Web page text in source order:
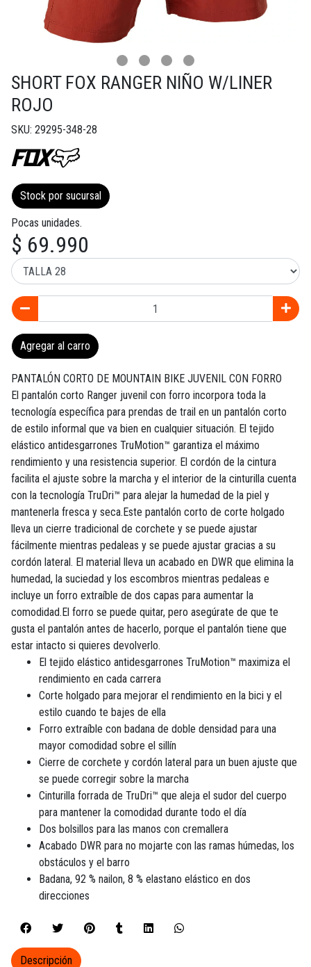
SHORT FOX RANGER NIÑO W/LINER
ROJO
SKU: 29295-348-28
Stock por sucursal
Pocas unidades.
$ 69.990
Agregar al carro
PANTALÓN CORTO DE MOUNTAIN BIKE JUVENIL CON FORRO
El pantalón corto Ranger juvenil con forro incorpora toda la
tecnología específica para prendas de trail en un pantalón corto
de estilo informal que va bien en cualquier situación. El tejido
elástico antidesgarrones TruMotion™ garantiza el máximo
rendimiento y una resistencia superior. El cordón de la cintura
facilita el ajuste sobre la marcha y el interior de la cinturilla cuenta
con la tecnología TruDri™ para alejar la humedad de la piel y
mantenerla fresca y seca.Este pantalón corto de corte holgado
lleva un cierre tradicional de corchete y se puede ajustar
fácilmente mientras pedaleas y se puede ajustar gracias a su
cordón lateral. El material lleva un acabado en DWR que elimina la
humedad, la suciedad y los escombros mientras pedaleas e
incluye un forro extraíble de dos capas para aumentar la
comodidad.El forro se puede quitar, pero asegúrate de que te
gusta el pantalón antes de hacerlo, porque el pantalón tiene que
estar intacto si quieres devolverlo.
El tejido elástico antidesgarrones TruMotion™ maximiza el
rendimiento en cada carrera
Corte holgado para mejorar el rendimiento en la bici y el
estilo cuando te bajes de ella
Forro extraíble con badana de doble densidad para una
mayor comodidad sobre el sillín
Cierre de corchete y cordón lateral para un buen ajuste que
se puede corregir sobre la marcha
Cinturilla forrada de TruDri™ que aleja el sudor del cuerpo
para mantener la comodidad durante todo el día
Dos bolsillos para las manos con cremallera
Acabado DWR para no mojarte con las ramas húmedas, los
obstáculos y el barro
Badana, 92 % nailon, 8 % elastano elástico en dos
direcciones
Descripción